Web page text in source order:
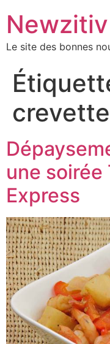
Newzitiv
Le site des bonnes
une soirée
Express